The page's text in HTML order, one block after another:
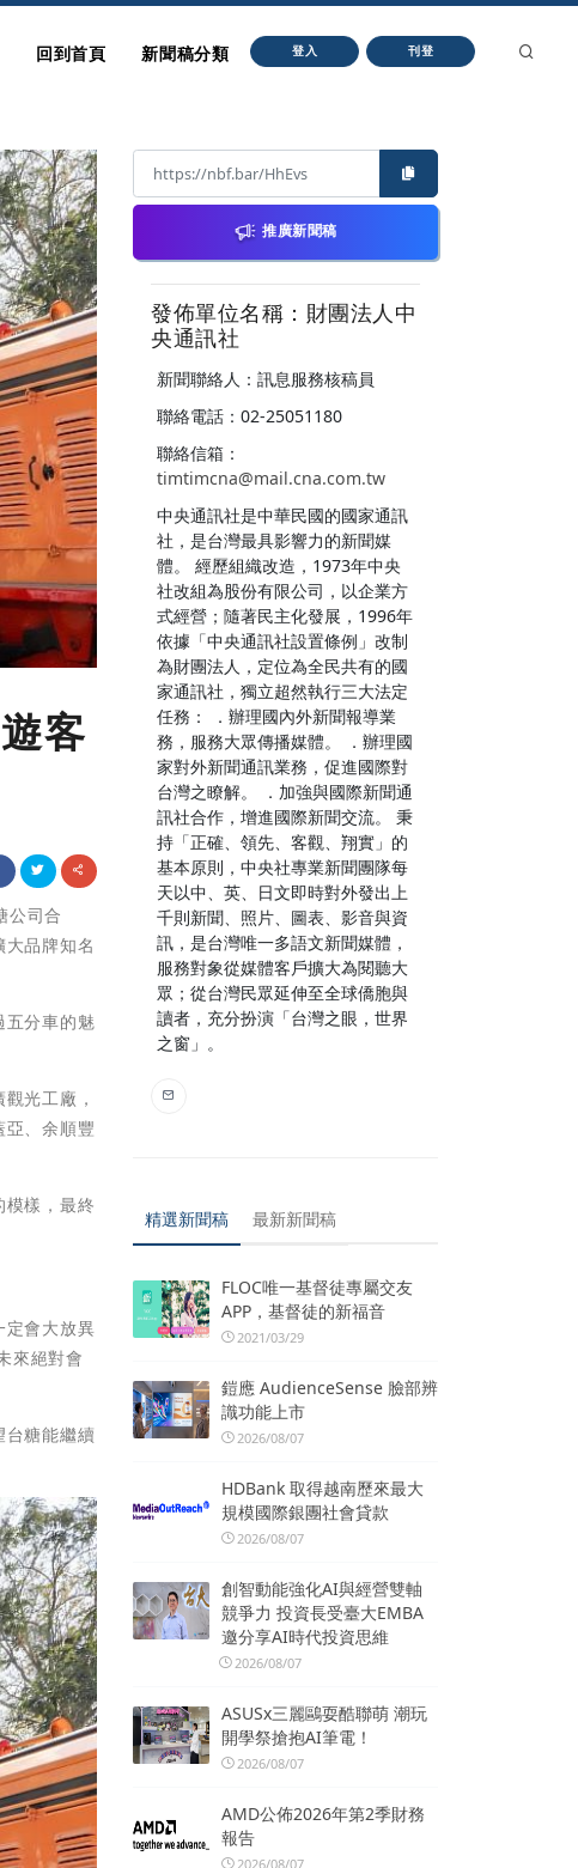
回到首頁 新聞稿分類 登入 刊登
客
公司合
品牌知名
五分車的魅
光工廠，
、余順豐
樣，最終
定會大放異
來絕對會
糖能繼續
推廣新聞稿
發佈單位名稱：財團法人中
央通訊社
新聞聯絡人：訊息服務核稿員
聯絡電話：02-25051180
聯絡信箱：
timtimcna@mail.cna.com.tw
中央通訊社是中華民國的國家通訊
社，是台灣最具影響力的新聞媒
體。 經歷組織改造，1973年中央
社改組為股份有限公司，以企業方
式經營；隨著民主化發展，1996年
依據「中央通訊社設置條例」改制
為財團法人，定位為全民共有的國
家通訊社，獨立超然執行三大法定
任務： ．辦理國內外新聞報導業
務，服務大眾傳播媒體。 ．辦理國
家對外新聞通訊業務，促進國際對
台灣之瞭解。 ．加強與國際新聞通
訊社合作，增進國際新聞交流。 秉
持「正確、領先、客觀、翔實」的
基本原則，中央社專業新聞團隊每
天以中、英、日文即時對外發出上
千則新聞、照片、圖表、影音與資
訊，是台灣唯一多語文新聞媒體，
服務對象從媒體客戶擴大為閱聽大
眾；從台灣民眾延伸至全球僑胞與
讀者，充分扮演「台灣之眼，世界
之窗」。
精選新聞稿 最新新聞稿
FLOC唯一基督徒專屬交友
APP，基督徒的新福音
2021/03/29
鎧應 AudienceSense 臉部辨
識功能上市
2026/08/07
HDBank 取得越南歷來最大
規模國際銀團社會貸款
2026/08/07
創智動能強化AI與經營雙軸
競爭力 投資長受臺大EMBA
邀分享AI時代投資思維
2026/08/07
ASUSx三麗鷗耍酷聯萌 潮玩
開學祭搶抱AI筆電！
2026/08/07
AMD公佈2026年第2季財務
報告
2026/08/07